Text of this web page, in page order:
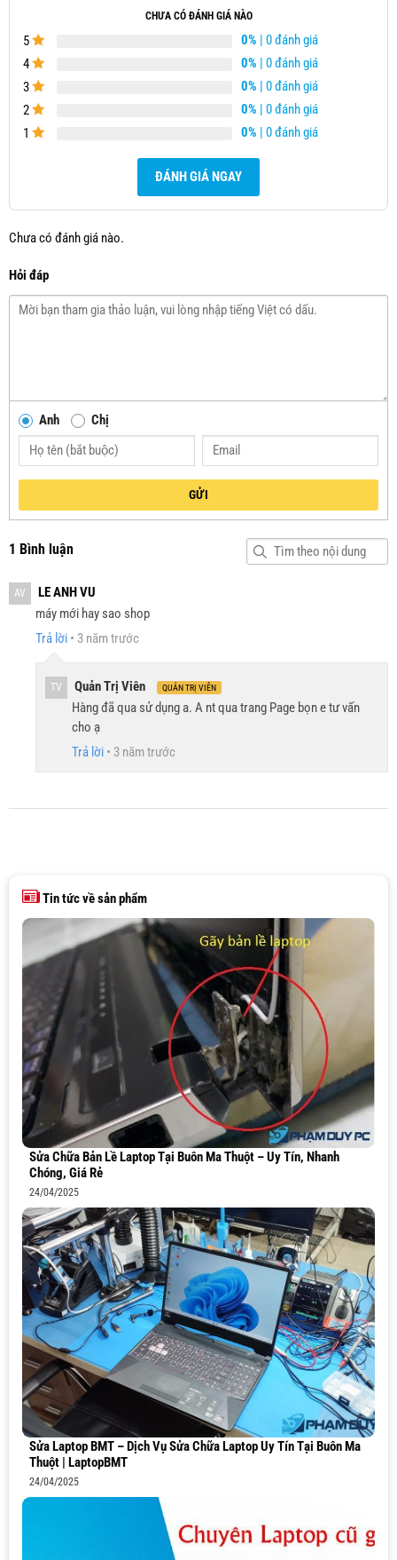
CHƯA CÓ ĐÁNH GIÁ NÀO
5 0% | 0 đánh giá
4
0% | 0 đánh giá
3
0% | 0 đánh giá
2
0% | 0 đánh giá
1
0% | 0 đánh giá
ĐÁNH GIÁ NGAY
Chưa có đánh giá nào.
Hỏi đáp
Anh Chị
GỬI
1 Bình luận
AV
LE ANH VU
máy mới hay sao shop
Trả lời • 3 năm trước
TV Quản Trị Viên QUẢN TRỊ VIÊN
Hàng đã qua sử dụng a. A nt qua trang Page bọn e tư vấn
cho ạ
Trả lời • 3 năm trước
Tin tức về sản phẩm
Sửa Chữa Bản Lề Laptop Tại Buôn Ma Thuột – Uy Tín, Nhanh
Chóng, Giá Rẻ
24/04/2025
Sửa Laptop BMT – Dịch Vụ Sửa Chữa Laptop Uy Tín Tại Buôn Ma
Thuột | LaptopBMT
24/04/2025